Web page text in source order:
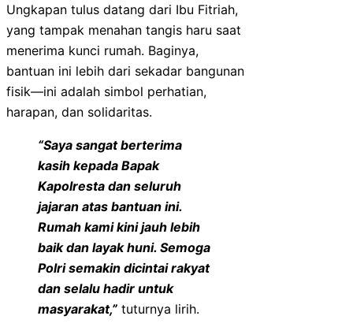
Ungkapan tulus datang dari Ibu Fitriah,
yang tampak menahan tangis haru saat
menerima kunci rumah. Baginya,
bantuan ini lebih dari sekadar bangunan
fisik—ini adalah simbol perhatian,
harapan, dan solidaritas.
“Saya sangat berterima
kasih kepada Bapak
Kapolresta dan seluruh
jajaran atas bantuan ini.
Rumah kami kini jauh lebih
baik dan layak huni. Semoga
Polri semakin dicintai rakyat
dan selalu hadir untuk
masyarakat,” tuturnya lirih.